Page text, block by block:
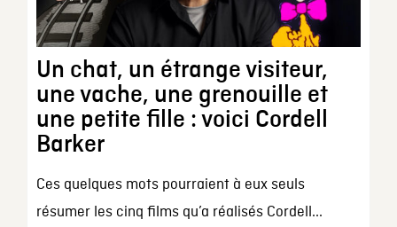
Un chat, un étrange visiteur,
une vache, une grenouille et
une petite fille : voici Cordell
Barker
Ces quelques mots pourraient à eux seuls
résumer les cinq films qu’a réalisés Cordell...